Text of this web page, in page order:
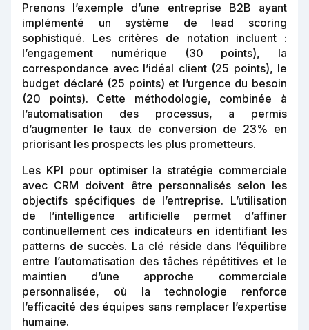
Prenons l’exemple d’une entreprise B2B ayant
implémenté un système de lead scoring
sophistiqué. Les critères de notation incluent :
l’engagement numérique (30 points), la
correspondance avec l’idéal client (25 points), le
budget déclaré (25 points) et l’urgence du besoin
(20 points). Cette méthodologie, combinée à
l’automatisation des processus, a permis
d’augmenter le taux de conversion de 23% en
priorisant les prospects les plus prometteurs.
Les KPI pour optimiser la stratégie commerciale
avec CRM doivent être personnalisés selon les
objectifs spécifiques de l’entreprise. L’utilisation
de l’intelligence artificielle permet d’affiner
continuellement ces indicateurs en identifiant les
patterns de succès. La clé réside dans l’équilibre
entre l’automatisation des tâches répétitives et le
maintien d’une approche commerciale
personnalisée, où la technologie renforce
l’efficacité des équipes sans remplacer l’expertise
humaine.